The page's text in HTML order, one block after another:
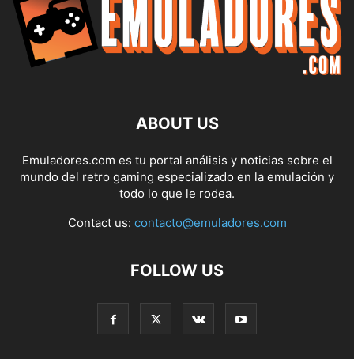
ABOUT US
Emuladores.com es tu portal análisis y noticias sobre el
mundo del retro gaming especializado en la emulación y
todo lo que le rodea.
Contact us: contacto@emuladores.com
FOLLOW US